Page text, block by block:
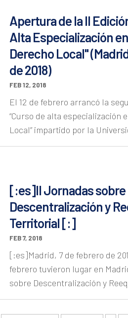
Apertura de la II
Alta Especialización
Derecho Local"
de 2018)
FEB 12, 2018
El 12 de febrero arrancó la
“Curso de alta especialización
Local” impartido por la
[:es]II Jornadas sobre
Descentralización y
Territorial [:]
FEB 7, 2018
[:es]Madrid, 7 de febrero de
febrero tuvieron lugar en
sobre Descentralización y